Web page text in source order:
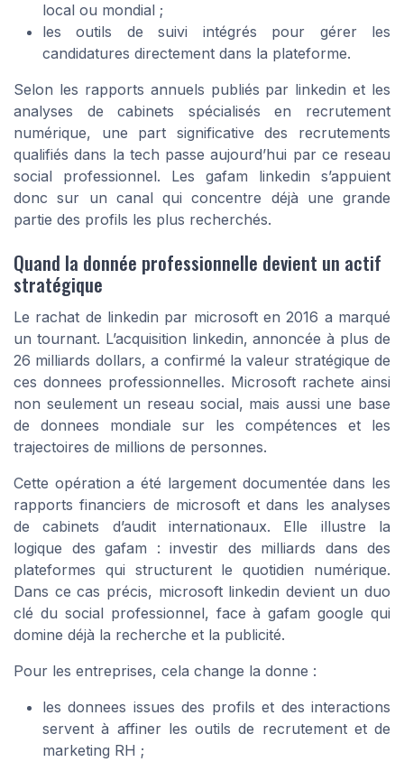
local ou mondial ;
les outils de suivi intégrés pour gérer les
candidatures directement dans la plateforme.
Selon les rapports annuels publiés par linkedin et les
analyses de cabinets spécialisés en recrutement
numérique, une part significative des recrutements
qualifiés dans la tech passe aujourd’hui par ce reseau
social professionnel. Les gafam linkedin s’appuient
donc sur un canal qui concentre déjà une grande
partie des profils les plus recherchés.
Quand la donnée professionnelle devient un actif
stratégique
Le rachat de linkedin par microsoft en 2016 a marqué
un tournant. L’acquisition linkedin, annoncée à plus de
26 milliards dollars, a confirmé la valeur stratégique de
ces donnees professionnelles. Microsoft rachete ainsi
non seulement un reseau social, mais aussi une base
de donnees mondiale sur les compétences et les
trajectoires de millions de personnes.
Cette opération a été largement documentée dans les
rapports financiers de microsoft et dans les analyses
de cabinets d’audit internationaux. Elle illustre la
logique des gafam : investir des milliards dans des
plateformes qui structurent le quotidien numérique.
Dans ce cas précis, microsoft linkedin devient un duo
clé du social professionnel, face à gafam google qui
domine déjà la recherche et la publicité.
Pour les entreprises, cela change la donne :
les donnees issues des profils et des interactions
servent à affiner les outils de recrutement et de
marketing RH ;